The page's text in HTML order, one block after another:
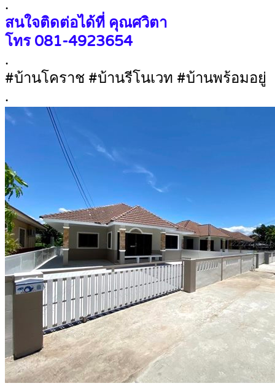
.
สนใจติดต่อได้ที่ คุณศวิตา
โทร 081-4923654
.
#บ้านโคราช #บ้านรีโนเวท #บ้านพร้อมอยู่
.